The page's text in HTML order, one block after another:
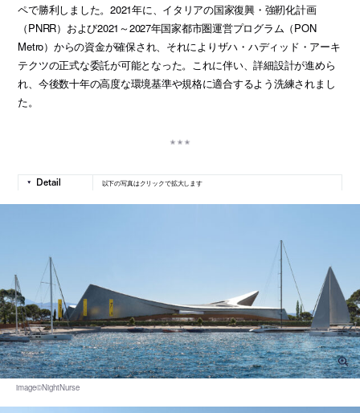
ペで勝利しました。2021年に、イタリアの国家復興・強靭化計画
（PNRR）および2021～2027年国家都市圏運営プログラム（PON
Metro）からの資金が確保され、それによりザハ・ハディッド・アーキ
テクツの正式な委託が可能となった。これに伴い、詳細設計が進めら
れ、今後数十年の高度な環境基準や規格に適合するよう洗練されまし
た。
以下の写真はクリックで拡大します